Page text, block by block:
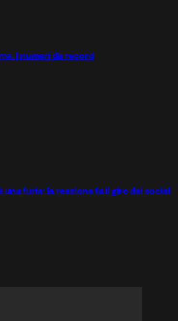
I numeri da record
furia: la reazione fa il giro dei social